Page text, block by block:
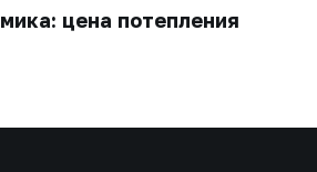
цена потепления